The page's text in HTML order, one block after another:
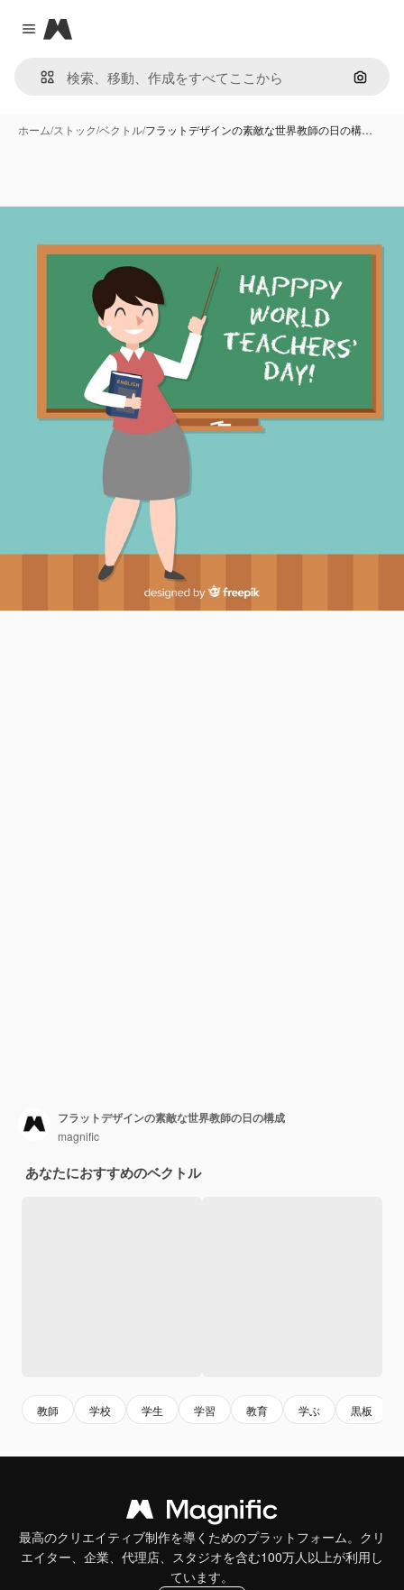
Close menu
Magnific
画像で
ホーム/ストック/ベクトル/フラットデザインの素敵な世界教師の日の構…
フラットデザインの素敵な世界教師の日の構成
magnific
あなたにおすすめのベクトル
教師 学校 学生 学習 教育 学ぶ 黒板
最高のクリエイティブ制作を導くためのプラットフォーム。クリ
エイター、企業、代理店、スタジオを含む100万人以上が利用し
ています。